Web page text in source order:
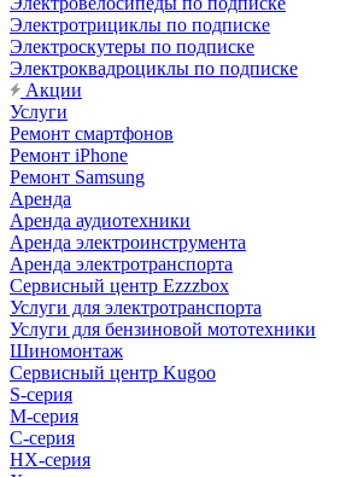
Электротрициклы по подписке
Электроскутеры по подписке
Электроквадроциклы по подписке
Акции
Услуги
Ремонт смартфонов
Ремонт iPhone
Ремонт Samsung
Аренда
Аренда аудиотехники
Аренда электроинструмента
Аренда электротранспорта
Сервисный центр Ezzzbox
Услуги для электротранспорта
Услуги для бензиновой мототехники
Шиномонтаж
Сервисный центр Kugoo
S-cерия
M-серия
С-серия
HX-серия